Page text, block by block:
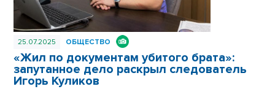
25.07.2025 ОБЩЕСТВО
«Жил по документам убитого брата»:
запутанное дело раскрыл следователь
Игорь Куликов